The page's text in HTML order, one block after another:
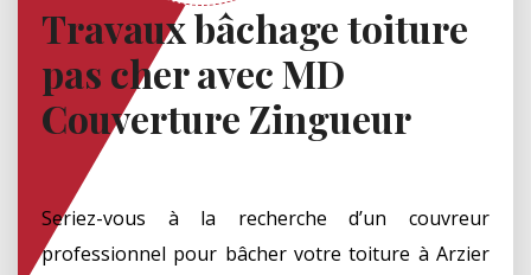
Travaux bâchage toiture
pas cher avec MD
Couverture Zingueur
Seriez-vous à la recherche d’un couvreur
professionnel pour bâcher votre toiture à Arzier